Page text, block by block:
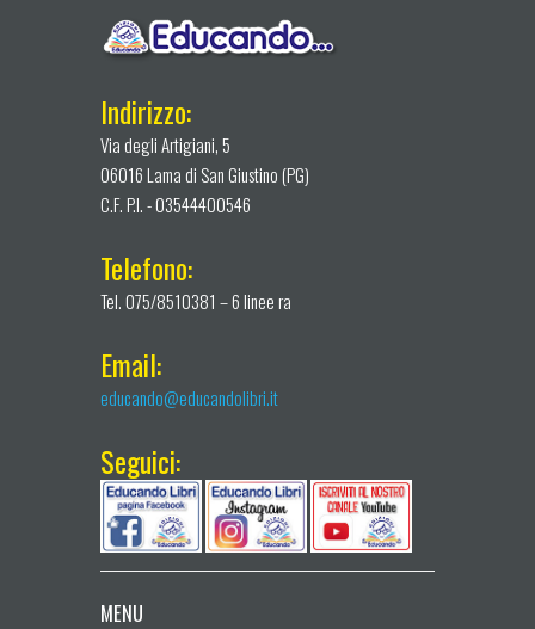
Indirizzo:
Via degli Artigiani, 5
06016 Lama di San Giustino (PG)
C.F. P.I. - 03544400546
Telefono:
Tel. 075/8510381 – 6 linee ra
Email:
educando@educandolibri.it
Seguici:
MENU